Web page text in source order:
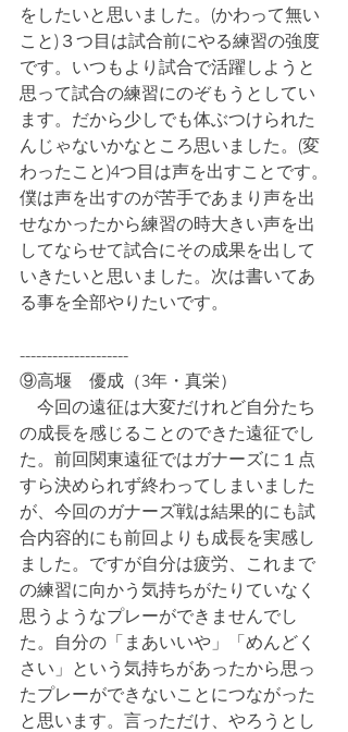
をしたいと思いました。(かわって無い
こと)３つ目は試合前にやる練習の強度
です。いつもより試合で活躍しようと
思って試合の練習にのぞもうとしてい
ます。だから少しでも体ぶつけられた
んじゃないかなところ思いました。(変
わったこと)4つ目は声を出すことです。
僕は声を出すのが苦手であまり声を出
せなかったから練習の時大きい声を出
してならせて試合にその成果を出して
いきたいと思いました。次は書いてあ
る事を全部やりたいです。
--------------------
⑨高堰　優成（3年・真栄）
今回の遠征は大変だけれど自分たち
の成長を感じることのできた遠征でし
た。前回関東遠征ではガナーズに１点
すら決められず終わってしまいました
が、今回のガナーズ戦は結果的にも試
合内容的にも前回よりも成長を実感し
ました。ですが自分は疲労、これまで
の練習に向かう気持ちがたりていなく
思うようなプレーができませんでし
た。自分の「まあいいや」「めんどく
さい」という気持ちがあったから思っ
たプレーができないことにつながった
と思います。言っただけ、やろうとし